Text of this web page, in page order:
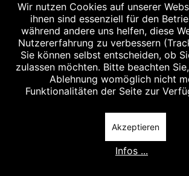
Wir nutzen Cookies auf unserer
ihnen sind essenziell für den
während andere uns helfen, diese
Nutzererfahrung zu verbessern
Sie können selbst entscheiden, ob
zulassen möchten. Bitte beachten
Ablehnung womöglich nicht
Funktionalitäten der Seite zur
Akzeptieren
Infos ...